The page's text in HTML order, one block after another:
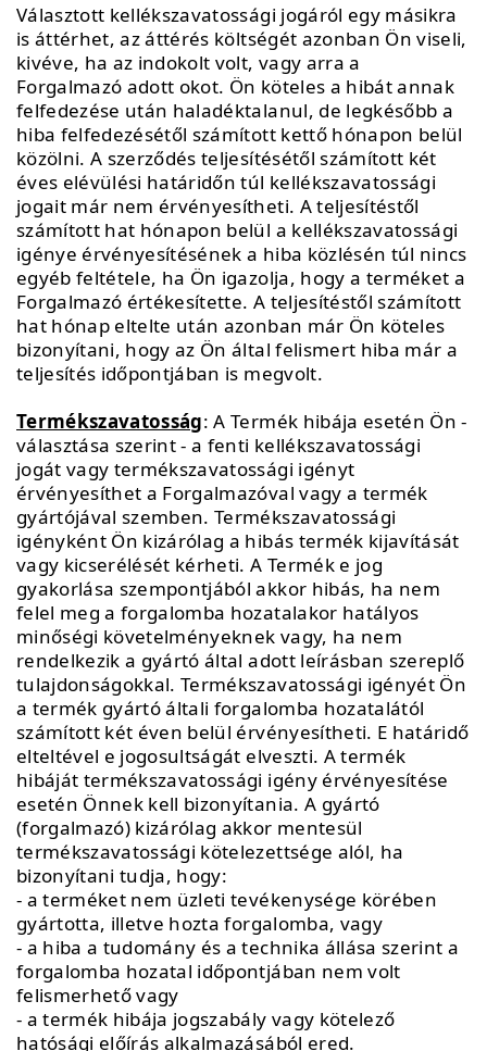
Választott kellékszavatossági jogáról egy másikra
is áttérhet, az áttérés költségét azonban Ön viseli,
kivéve, ha az indokolt volt, vagy arra a
Forgalmazó adott okot. Ön köteles a hibát annak
felfedezése után haladéktalanul, de legkésőbb a
hiba felfedezésétől számított kettő hónapon belül
közölni. A szerződés teljesítésétől számított két
éves elévülési határidőn túl kellékszavatossági
jogait már nem érvényesítheti. A teljesítéstől
számított hat hónapon belül a kellékszavatossági
igénye érvényesítésének a hiba közlésén túl nincs
egyéb feltétele, ha Ön igazolja, hogy a terméket a
Forgalmazó értékesítette. A teljesítéstől számított
hat hónap eltelte után azonban már Ön köteles
bizonyítani, hogy az Ön által felismert hiba már a
teljesítés időpontjában is megvolt.
Termékszavatosság: A Termék hibája esetén Ön -
választása szerint - a fenti kellékszavatossági
jogát vagy termékszavatossági igényt
érvényesíthet a Forgalmazóval vagy a termék
gyártójával szemben. Termékszavatossági
igényként Ön kizárólag a hibás termék kijavítását
vagy kicserélését kérheti. A Termék e jog
gyakorlása szempontjából akkor hibás, ha nem
felel meg a forgalomba hozatalakor hatályos
minőségi követelményeknek vagy, ha nem
rendelkezik a gyártó által adott leírásban szereplő
tulajdonságokkal. Termékszavatossági igényét Ön
a termék gyártó általi forgalomba hozatalától
számított két éven belül érvényesítheti. E határidő
elteltével e jogosultságát elveszti. A termék
hibáját termékszavatossági igény érvényesítése
esetén Önnek kell bizonyítania. A gyártó
(forgalmazó) kizárólag akkor mentesül
termékszavatossági kötelezettsége alól, ha
bizonyítani tudja, hogy:
- a terméket nem üzleti tevékenysége körében
gyártotta, illetve hozta forgalomba, vagy
- a hiba a tudomány és a technika állása szerint a
forgalomba hozatal időpontjában nem volt
felismerhető vagy
- a termék hibája jogszabály vagy kötelező
hatósági előírás alkalmazásából ered.